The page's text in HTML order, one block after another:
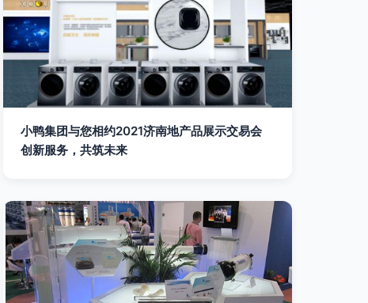
小鸭集团与您相约2021济南地产品展示交易会
创新服务，共筑未来